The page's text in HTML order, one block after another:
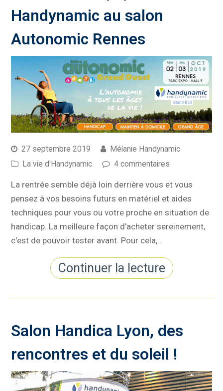
Handynamic au salon
Autonomic Rennes
27 septembre 2019
Mélanie Handynamic
La vie d'Handynamic
4 commentaires
La rentrée semble déjà loin derrière vous et vous
pensez à vos besoins futurs en matériel et aides
techniques pour vous ou votre proche en situation de
handicap. La meilleure façon d'acheter sereinement,
c'est de pouvoir tester avant. Pour cela,…
Continuer la lecture
Salon Handica Lyon, des
rencontres et du soleil !